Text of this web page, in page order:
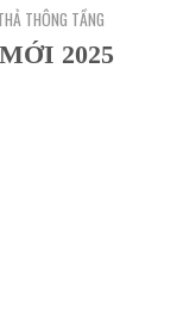
THÔNG TẦNG
2025